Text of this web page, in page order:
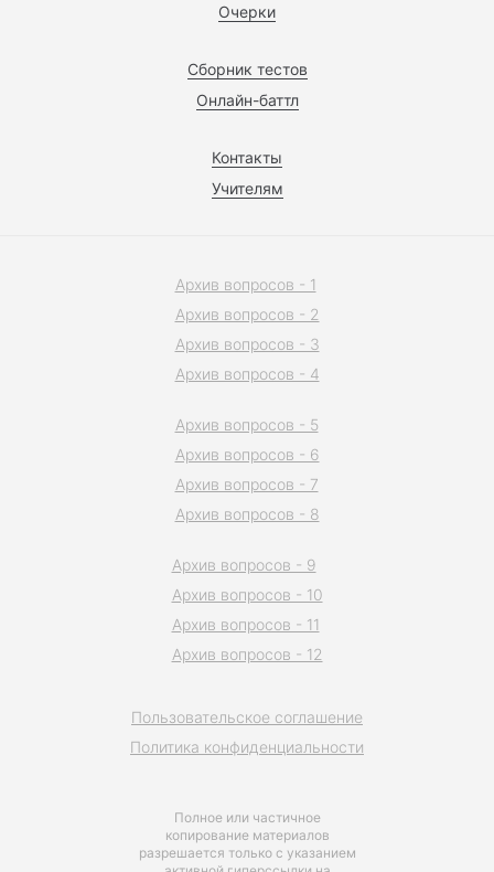
Очерки
Сборник тестов
Онлайн-баттл
Контакты
Учителям
Полное или частичное
копирование материалов
разрешается только с указанием
Пользовательское соглашение
Политика конфиденциальности
Архив вопросов - 1
Архив вопросов - 2
Архив вопросов - 3
Архив вопросов - 4
Архив вопросов - 5
Архив вопросов - 6
Архив вопросов - 7
Архив вопросов - 8
Архив вопросов - 9
Архив вопросов - 10
Архив вопросов - 11
Архив вопросов - 12